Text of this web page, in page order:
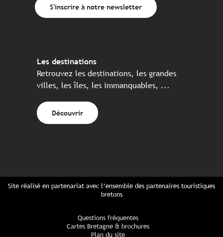
S'inscrire à notre newsletter
Les destinations
Retrouvez les destinations, les grandes
villes, les îles, les immanquables, ...
Découvrir
Site réalisé en partenariat avec l’ensemble des partenaires touristiques
bretons
Questions fréquentes
Cartes Bretagne & brochures
Plan du site